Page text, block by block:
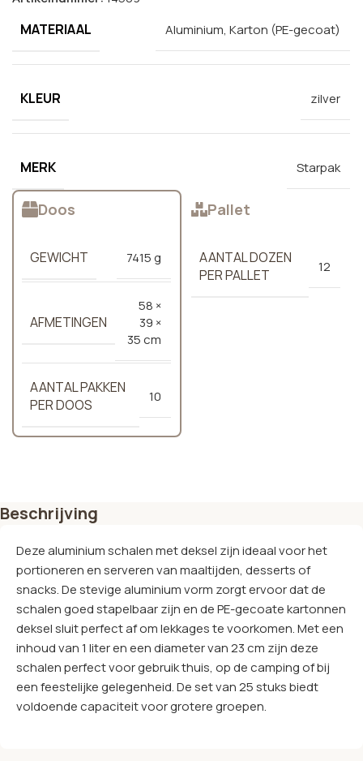
MATERIAAL Aluminium, Karton (PE-gecoat)
KLEUR zilver
MERK Starpak
Doos
GEWICHT 7415 g
AFMETINGEN
58 ×
39 ×
35 cm
AANTAL PAKKEN
PER DOOS
10
Pallet
AANTAL DOZEN
PER PALLET
12
Beschrijving
Deze aluminium schalen met deksel zijn ideaal voor het
portioneren en serveren van maaltijden, desserts of
snacks. De stevige aluminium vorm zorgt ervoor dat de
schalen goed stapelbaar zijn en de PE-gecoate kartonnen
deksel sluit perfect af om lekkages te voorkomen. Met een
inhoud van 1 liter en een diameter van 23 cm zijn deze
schalen perfect voor gebruik thuis, op de camping of bij
een feestelijke gelegenheid. De set van 25 stuks biedt
voldoende capaciteit voor grotere groepen.